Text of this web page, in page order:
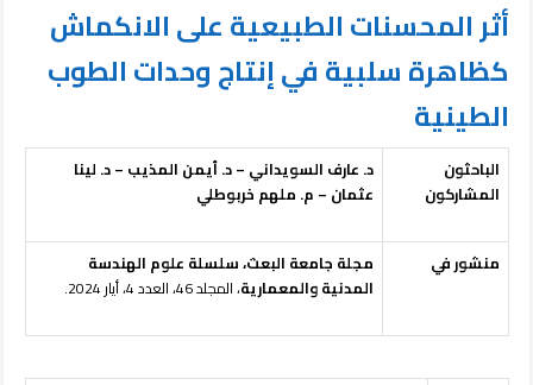
أثر المحسنات الطبيعية على الانكماش
كظاهرة سلبية في إنتاج وحدات الطوب
الطينية
الباحثون
المشاركون
د. عارف السويداني – د. أيمن المذيب – د. لينا
عثمان – م. ملهم خربوطلي
منشور في
مجلة جامعة البعث، سلسلة علوم الهندسة
المدنية والمعمارية، المجلد 46، العدد 4، أيار 2024.